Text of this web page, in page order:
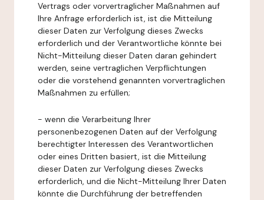
Vertrags oder vorvertraglicher Maßnahmen auf
Ihre Anfrage erforderlich ist, ist die Mitteilung
dieser Daten zur Verfolgung dieses Zwecks
erforderlich und der Verantwortliche könnte bei
Nicht-Mitteilung dieser Daten daran gehindert
werden, seine vertraglichen Verpflichtungen
oder die vorstehend genannten vorvertraglichen
Maßnahmen zu erfüllen;
- wenn die Verarbeitung Ihrer
personenbezogenen Daten auf der Verfolgung
berechtigter Interessen des Verantwortlichen
oder eines Dritten basiert, ist die Mitteilung
dieser Daten zur Verfolgung dieses Zwecks
erforderlich, und die Nicht-Mitteilung Ihrer Daten
könnte die Durchführung der betreffenden